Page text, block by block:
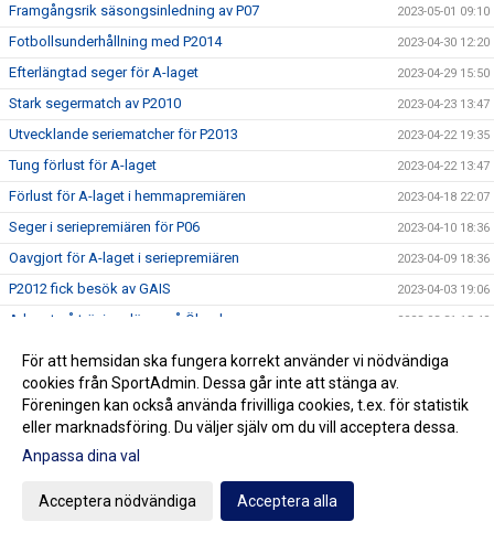
Framgångsrik säsongsinledning av P07 2023-05-01 09:10
Fotbollsunderhållning med P2014 2023-04-30 12:20
Efterlängtad seger för A-laget 2023-04-29 15:50
Stark segermatch av P2010 2023-04-23 13:47
Utvecklande seriematcher för P2013 2023-04-22 19:35
Tung förlust för A-laget 2023-04-22 13:47
Förlust för A-laget i hemmapremiären 2023-04-18 22:07
Seger i seriepremiären för P06 2023-04-10 18:36
Oavgjort för A-laget i seriepremiären 2023-04-09 18:36
P2012 fick besök av GAIS 2023-04-03 19:06
A-laget på träningsläger på Öland 2023-03-31 15:40
Hugo landslagsuttagen 2023-03-28 21:22
Kulladalstipset 2023
Flera straffdramer i helgens vinterserier 2023-03-26 17:45
P2010 till final i Skånes Vintermästerskap
För att hemsidan ska fungera korrekt använder vi nödvändiga
cookies från SportAdmin. Dessa går inte att stänga av.
Föreningen kan också använda frivilliga cookies, t.ex. för statistik
eller marknadsföring. Du väljer själv om du vill acceptera dessa.
Anpassa dina val
Acceptera nödvändiga Acceptera alla